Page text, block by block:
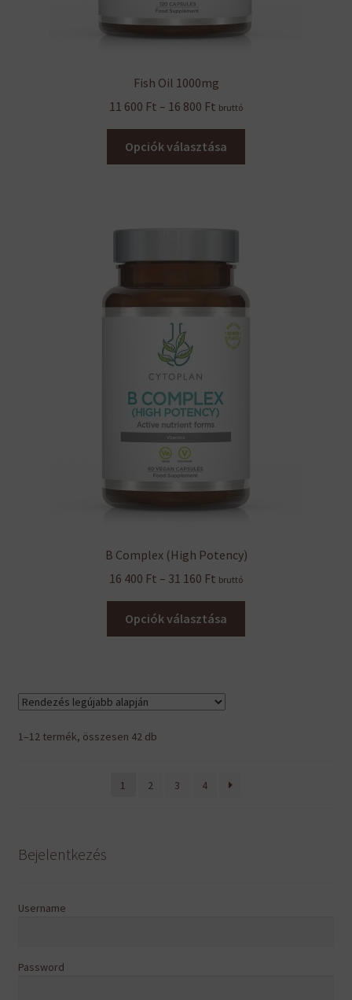
Fish Oil 1000mg
11 600 Ft – 16 800 Ft Ártartomány:
11
600 Ft
-
bruttó
Opciók választása
a
B Complex (High Potency)
16 400 Ft – 31 160 Ft Ártartomány:
16
400 Ft
-
bruttó
Opciók választása
1–12 termék, összesen 42 dbSorted
1
2 3 4
Bejelentkezés
Username
Password